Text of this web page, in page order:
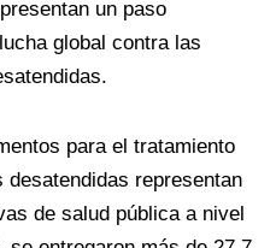
un paso
global contra las
para el tratamiento
representan
de salud pública a nivel